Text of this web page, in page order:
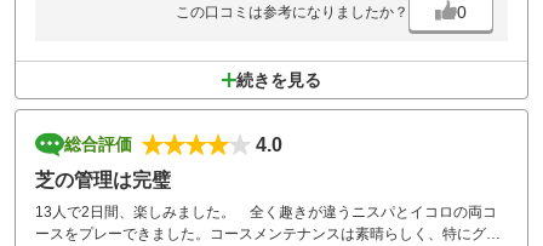
この口コミは参考になりましたか？ 0
続きを見る
総合評価
4.0
芝の管理は完璧
13人で2日間、楽しみました。 全く趣きが違うニスパとイコロの両コ
ースをプレーできました。コースメンテナンスは素晴らしく、特にグリ